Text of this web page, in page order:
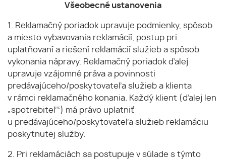
Všeobecné ustanovenia
1. Reklamačný poriadok upravuje podmienky, spôsob
a miesto vybavovania reklamácií, postup pri
uplatňovaní a riešení reklamácií služieb a spôsob
vykonania nápravy. Reklamačný poriadok ďalej
upravuje vzájomné práva a povinnosti
predávajúceho/poskytovateľa služieb a klienta
v rámci reklamačného konania. Každý klient (ďalej len
„spotrebiteľ“) má právo uplatniť
u predávajúceho/poskytovateľa služieb reklamáciu
poskytnutej služby.
2. Pri reklamáciách sa postupuje v súlade s týmto